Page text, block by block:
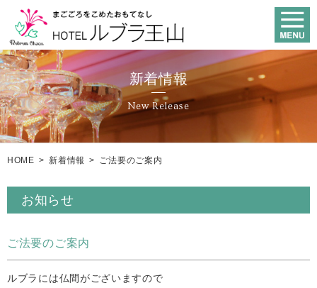
新着情報
New Release
HOME > 新着情報 > ご法要のご案内
お知らせ
ご法要のご案内
ルブラには仏間がございますので